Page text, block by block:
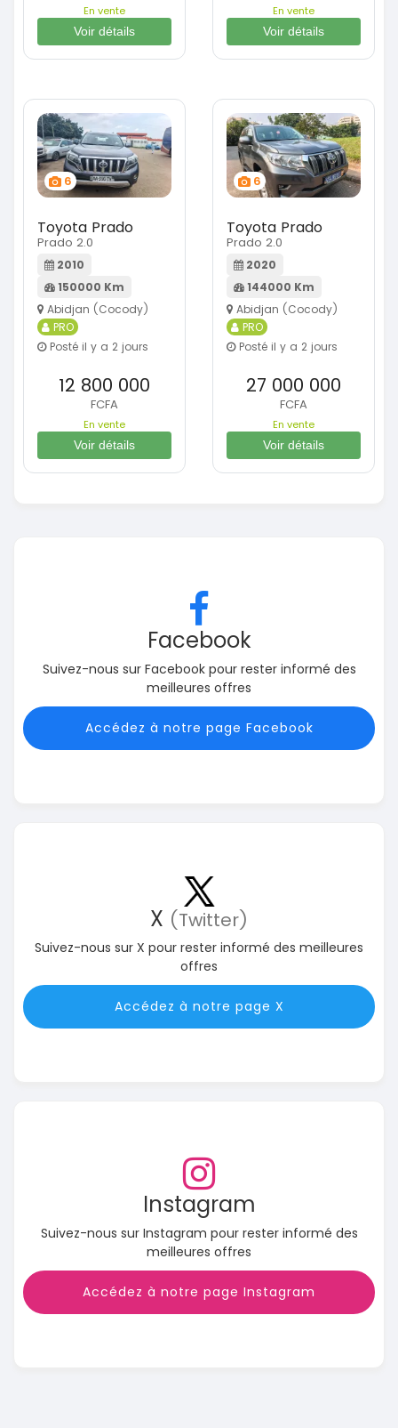
En vente
Voir détails
En vente
Voir détails
6
Toyota Prado
Prado 2.0
2010
150000 Km
Abidjan (Cocody)
PRO
Posté il y a 2 jours
12 800 000
FCFA
En vente
Voir détails
6
Toyota Prado
Prado 2.0
2020
144000 Km
Abidjan (Cocody)
PRO
Posté il y a 2 jours
27 000 000
FCFA
En vente
Voir détails
Facebook
Suivez-nous sur Facebook pour rester informé des
meilleures offres
Accédez à notre page Facebook
X (Twitter)
Suivez-nous sur X pour rester informé des meilleures
offres
Accédez à notre page X
Instagram
Suivez-nous sur Instagram pour rester informé des
meilleures offres
Accédez à notre page Instagram